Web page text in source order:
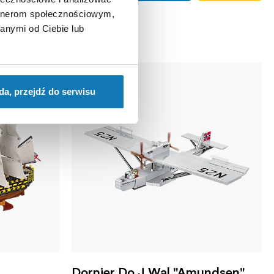
społecznościowym,
od Ciebie lub
przejdź do serwisu